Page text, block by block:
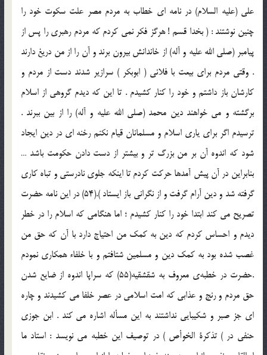
علي (علیه السلام) در نامه اي خطاب به مردم مصر علت سكوت خود را
چنين نوشتند : ( بخدا قسم ! هرگز فكر نمي كردم كه مردم رهبري را پس از
پيامبر (صلی الله علیه و آله) از خاندانش بيرون برند و آن را از من دريغ دارند
. وقتي مردم براي بيعت با فلاني ( ابوبكر ) سرازير شدند دست از مردم و
كارشان باز داشتم و خود را كنار كشيدم . تا اين كه ديدم گروهي از اسلام
برگشته و مي خواهند دين محمد (صلی الله علیه و آله) را از بين ببرند .
ترسيدم اگر براي ياري اسلام و مسلمانان قيام نكنم رخنه اي در دين ايجاد
شود كه اندوه آن بر من بزرگ تر و بيشتر از دست دادن حكومت باشد …
بنابراين در آن پيش آمدها حركت كردم تا اينكه جلوي نادرستي و تباه كاري
گرفته شد و دين آرام گرفت و از نگراني باز ايستاد ).(54) در اين نامه حضرت
تصريح مي كند ابتدا خود را كنار كشيدم ؛ اما هنگامي كه اسلام را در خطر
ديدم و احساس كردم كه دين به كمك من احتياج دارد با آن كه حق من
غصب شده بود به كمك دين و مسلمين شتافتم و با خلفاء همكاري نمودم
.حضرت در خطبه‌ي معروف به شقشقيه(55) كه سراپا اندوه از ضايع شدن
حق مردم و رنج و عذابي كه امت اسلامي در عصر خلفا مي كشيدند و چاره
اي جز صبر و شكيبايي نداشتند به اين مسأله اشاره مي كند . ابن جوزي
حنفي در ) تذكرة الخوأص ) در توصيف اين خطبه مي نويسد : استاد ما